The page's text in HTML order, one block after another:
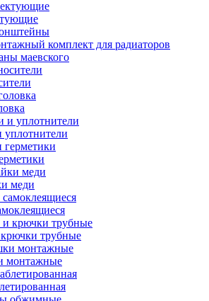
комплект для радиаторов
маевского
уплотнители
меди
трубные
монтажные